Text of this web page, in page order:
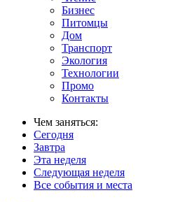
Бизнес
Питомцы
Дом
Транспорт
Экология
Технологии
Промо
Контакты
Чем заняться:
Сегодня
Завтра
Эта неделя
Следующая неделя
Все события и места